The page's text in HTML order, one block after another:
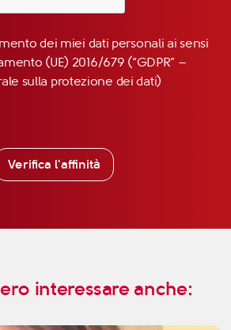
dei miei dati personali ai sensi
(UE) 2016/679 (“GDPR” –
sulla protezione dei dati)
Verifica l'affinità
interessare anche: